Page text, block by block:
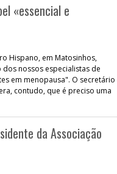
«essencial e
Hispano, em Matosinhos,
nossos especialistas de
em menopausa". O secretário
contudo, que é preciso uma
da Associação